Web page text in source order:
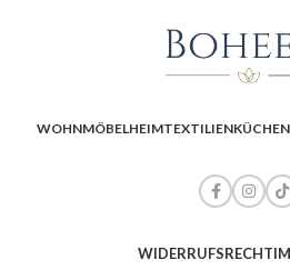
WOHNMÖBELHEIMTEXTILIEN
WIDERRUFSRECHT